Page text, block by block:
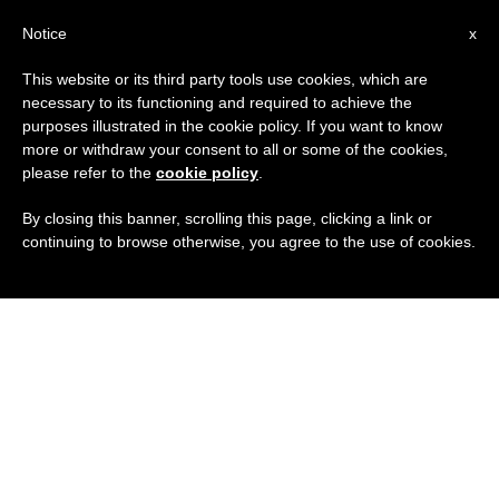
x
Notice
This website or its third party tools use cookies, which are
necessary to its functioning and required to achieve the
purposes illustrated in the cookie policy. If you want to know
more or withdraw your consent to all or some of the cookies,
please refer to the cookie policy
By closing this banner, scrolling this page, clicking a link or
continuing to browse otherwise, you agree to the use of cookies.